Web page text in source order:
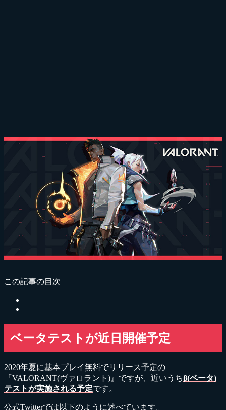
この記事の目次
ベータテストが近日開催予定
2020年夏に基本プレイ無料でリリース予定の
『VALORANT(ヴァロラント)』ですが、近いうちβ(ベータ)
テストが実施される予定です。
公式Twitterでは以下のように述べています。